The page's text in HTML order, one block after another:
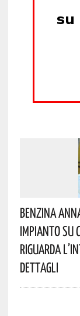
Benzina
Impianto Su
Riguarda
Dettagli